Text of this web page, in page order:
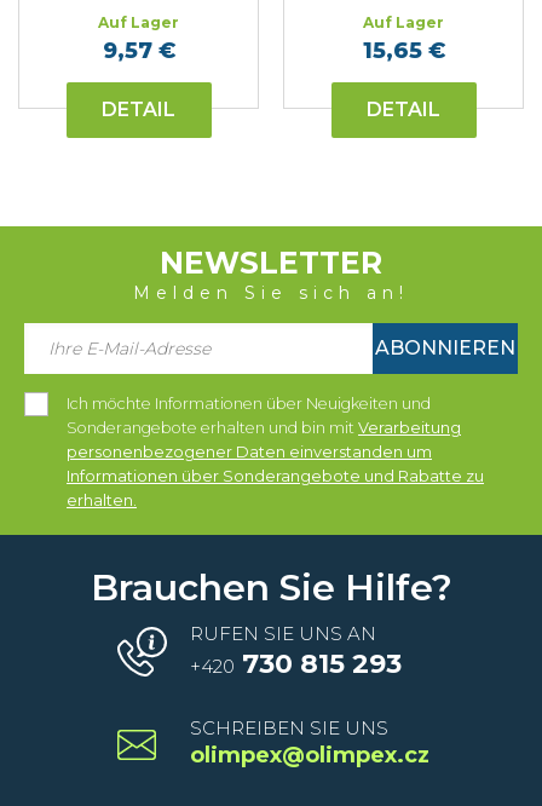
Auf Lager
9,57 €
DETAIL
Auf Lager
15,65 €
DETAIL
NEWSLETTER
Melden Sie sich an!
ABONNIEREN
Ich möchte Informationen über Neuigkeiten und
Sonderangebote erhalten und bin mit Verarbeitung
personenbezogener Daten einverstanden um
Informationen über Sonderangebote und Rabatte zu
erhalten.
Brauchen Sie Hilfe?
RUFEN SIE UNS AN
+420 730 815 293
SCHREIBEN SIE UNS
olimpex@olimpex.cz